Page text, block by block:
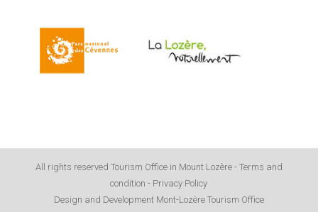
All rights reserved Tourism Office in Mount Lozère - Terms and
condition - Privacy Policy
Design and Development Mont-Lozère Tourism Office